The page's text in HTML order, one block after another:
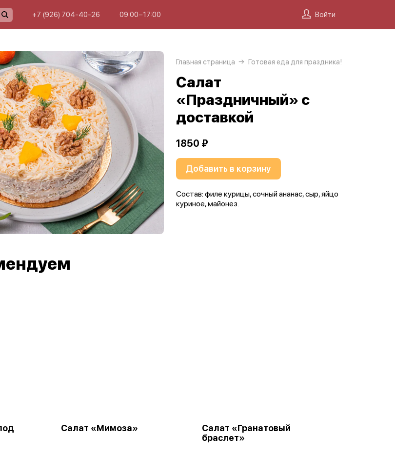
+7 (926) 704-40-26 09:00−17:00 Войти
Главная страница Готовая еда для праздника!
Салат
«Праздничный» с
доставкой
1850 ₽
Добавить в корзину
Состав: филе курицы, сочный ананас, сыр, яйцо
куриное, майонез.
Салат «Мимоза»
Салат «Гранатовый
браслет»